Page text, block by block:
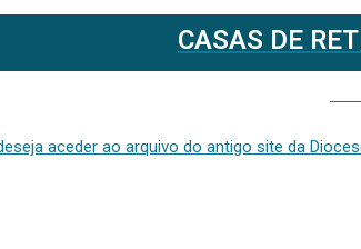
CASAS DE
aceder ao arquivo do antigo site da